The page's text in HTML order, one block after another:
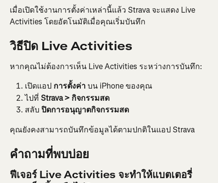
เมื่อเปิดใช้งานการตั้งค่าเหล่านี้แล้ว Strava จะแสดง Live
Activities โดยอัตโนมัติเมื่อคุณเริ่มบันทึก
วิธีปิด Live Activities
หากคุณไม่ต้องการเห็น Live Activities ระหว่างการบันทึก:
เปิดแอป การตั้งค่า บน iPhone ของคุณ
ไปที่ Strava > กิจกรรมสด
สลับ ปิดการอนุญาตกิจกรรมสด
คุณยังคงสามารถบันทึกข้อมูลได้ตามปกติในแอป Strava
คำถามที่พบบ่อย
ฟีเจอร์ Live Activities จะทำให้แบตเตอรี่